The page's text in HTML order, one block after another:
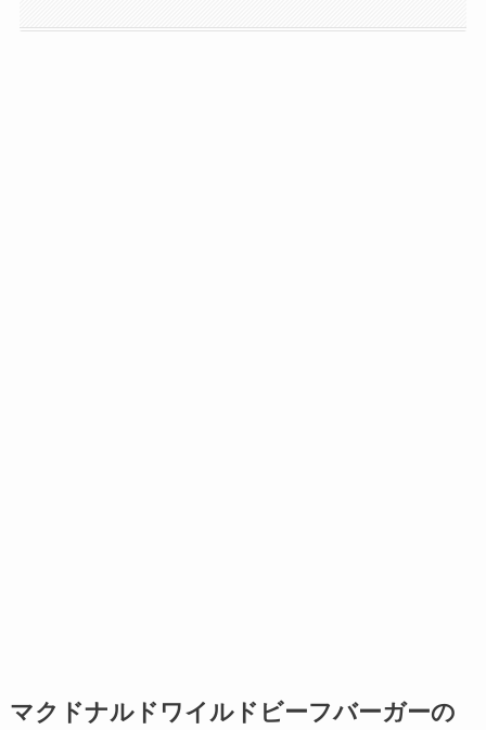
マクドナルドワイルドビーフバーガーの